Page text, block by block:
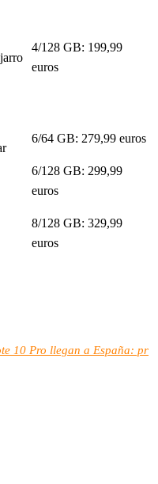
4/128 GB: 199,99
euros
6/64 GB: 279,99 euros
6/128 GB: 299,99
euros
8/128 GB: 329,99
euros
10 Pro llegan a España: pr